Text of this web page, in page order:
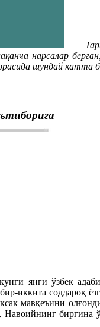
нарсалар
шундай
янги ўзбек
иккита соддароқ
мавқеъини
биргина